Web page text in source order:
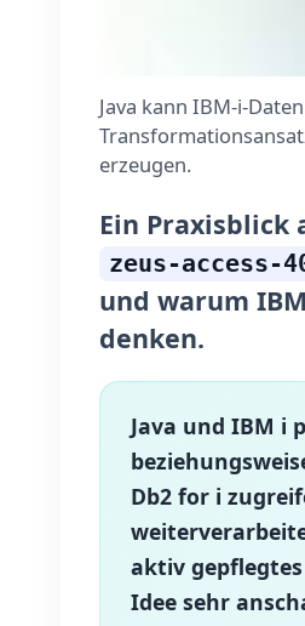
Java kann IBM-i-
erzeugen.
Ein Praxisblick
zeus-access-
und warum
denken.
Java und IBM i
Db2 for i
aktiv
Idee sehr